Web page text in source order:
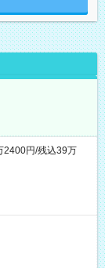
円/残込39万